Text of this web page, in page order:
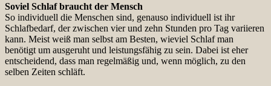
Soviel Schlaf braucht der Mensch
So individuell die Menschen sind, genauso individuell ist ihr
Schlafbedarf, der zwischen vier und zehn Stunden pro Tag variieren
kann. Meist weiß man selbst am Besten, wieviel Schlaf man
benötigt um ausgeruht und leistungsfähig zu sein. Dabei ist eher
entscheidend, dass man regelmäßig und, wenn möglich, zu den
selben Zeiten schläft.